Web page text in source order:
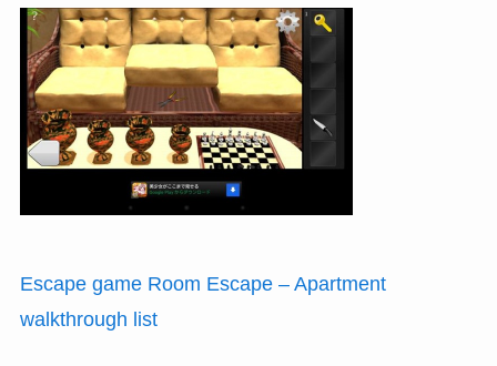
Escape game Room Escape – Apartment
walkthrough list